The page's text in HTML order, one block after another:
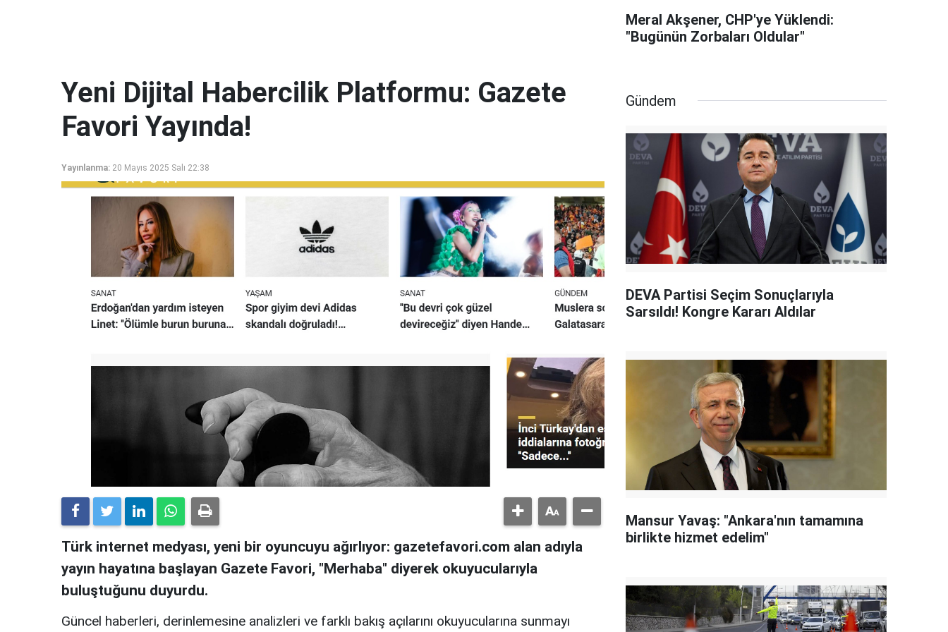
Meral Akşener, CHP'ye Yüklendi:
"Bugünün Zorbaları Oldular"
Yeni Dijital Habercilik Platformu: Gazete
Favori Yayında!
Yayınlanma: 20 Mayıs 2025 Salı 22:38
Türk internet medyası, yeni bir oyuncuyu ağırlıyor: gazetefavori.com alan adıyla
yayın hayatına başlayan Gazete Favori, "Merhaba" diyerek okuyucularıyla
buluştuğunu duyurdu.
Güncel haberleri, derinlemesine analizleri ve farklı bakış açılarını okuyucularına sunmayı
Gündem
DEVA Partisi Seçim Sonuçlarıyla
Sarsıldı! Kongre Kararı Aldılar
Mansur Yavaş: "Ankara'nın tamamına
birlikte hizmet edelim"